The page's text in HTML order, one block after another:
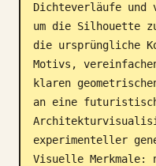
Dichteverläufe und
um die Silhouette
die ursprüngliche
Motivs,
klaren
an eine
experimenteller
Visuelle Merkmale: